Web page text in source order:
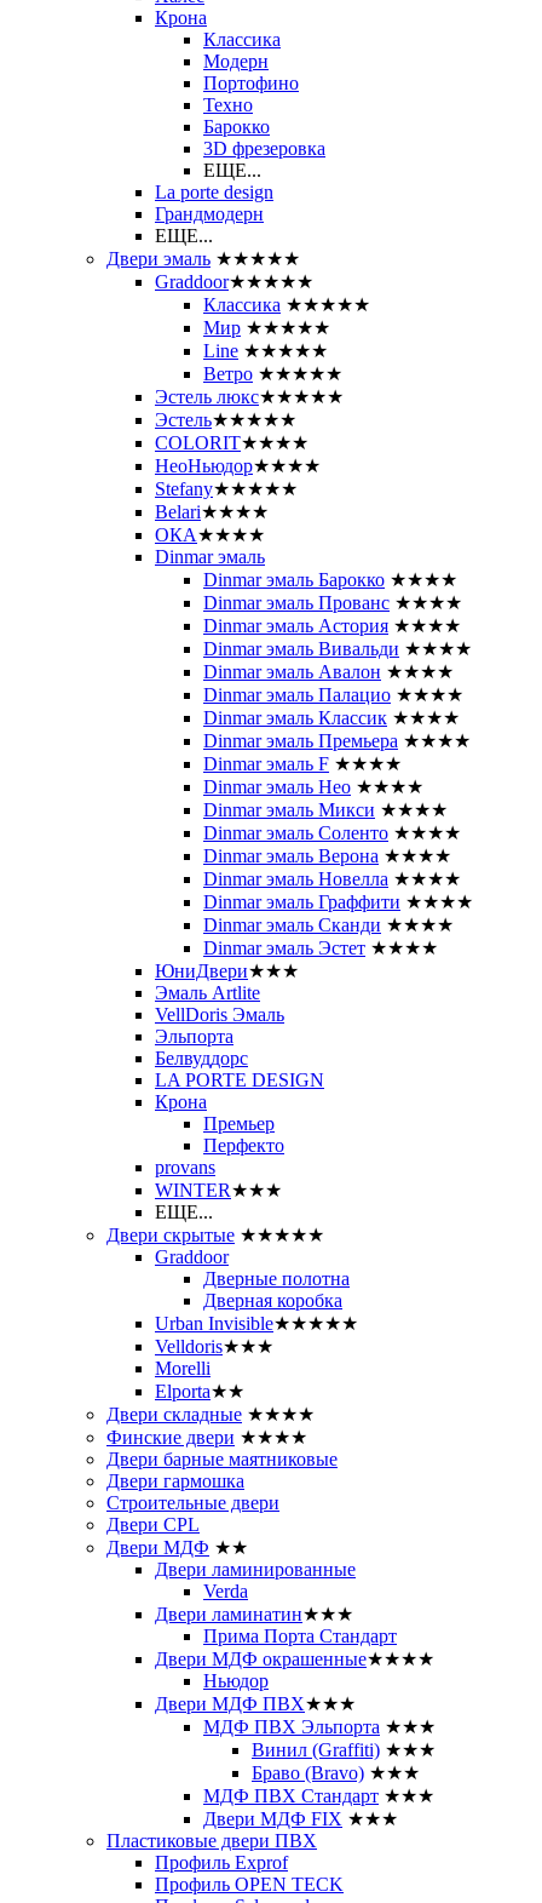
Крона
Классика
Модерн
Портофино
Техно
Барокко
3D фрезеровка
ЕЩЕ...
La porte design
Грандмодерн
ЕЩЕ...
Двери эмаль ★★★★★
Graddoor★★★★★
Классика ★★★★★
Мир ★★★★★
Line ★★★★★
Ветро ★★★★★
Эстель люкс★★★★★
Эстель★★★★★
COLORIT★★★★
НеоНьюдор★★★★
Stefany★★★★★
Belari★★★★
ОКА★★★★
Dinmar эмаль
Dinmar эмаль Барокко ★★★★
Dinmar эмаль Прованс ★★★★
Dinmar эмаль Астория ★★★★
Dinmar эмаль Вивальди ★★★★
Dinmar эмаль Авалон ★★★★
Dinmar эмаль Палацио ★★★★
Dinmar эмаль Классик ★★★★
Dinmar эмаль Премьера ★★★★
Dinmar эмаль F ★★★★
Dinmar эмаль Нео ★★★★
Dinmar эмаль Микси ★★★★
Dinmar эмаль Соленто ★★★★
Dinmar эмаль Верона ★★★★
Dinmar эмаль Новелла ★★★★
Dinmar эмаль Граффити ★★★★
Dinmar эмаль Сканди ★★★★
Dinmar эмаль Эстет ★★★★
ЮниДвери★★★
Эмаль Artlite
VellDoris Эмаль
Эльпорта
Белвуддорс
LA PORTE DESIGN
Крона
Премьер
Перфекто
provans
WINTER★★★
ЕЩЕ...
Двери скрытые ★★★★★
Graddoor
Дверные полотна
Дверная коробка
Urban Invisible★★★★★
Velldoris★★★
Morelli
Elporta★★
Двери складные ★★★★
Финские двери ★★★★
Двери барные маятниковые
Двери гармошка
Строительные двери
Двери CРL
Двери МДФ ★★
Двери ламинированные
Verda
Двери ламинатин★★★
Прима Порта Стандарт
Двери МДФ окрашенные★★★★
Ньюдор
Двери МДФ ПВХ★★★
МДФ ПВХ Эльпорта ★★★
Винил (Graffiti) ★★★
Браво (Bravo) ★★★
МДФ ПВХ Стандарт ★★★
Двери МДФ FIX ★★★
Пластиковые двери ПВХ
Профиль Exprof
Профиль OPEN TECK